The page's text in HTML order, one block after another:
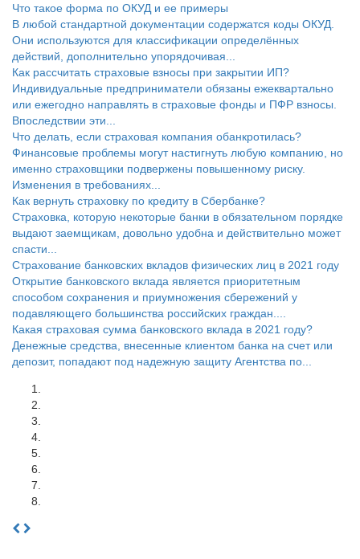
Что такое форма по ОКУД и ее примеры
В любой стандартной документации содержатся коды ОКУД.
Они используются для классификации определённых
действий, дополнительно упорядочивая...
Как рассчитать страховые взносы при закрытии ИП?
Индивидуальные предприниматели обязаны ежеквартально
или ежегодно направлять в страховые фонды и ПФР взносы.
Впоследствии эти...
Что делать, если страховая компания обанкротилась?
Финансовые проблемы могут настигнуть любую компанию, но
именно страховщики подвержены повышенному риску.
Изменения в требованиях...
Как вернуть страховку по кредиту в Сбербанке?
Страховка, которую некоторые банки в обязательном порядке
выдают заемщикам, довольно удобна и действительно может
спасти...
Страхование банковских вкладов физических лиц в 2021 году
Открытие банковского вклада является приоритетным
способом сохранения и приумножения сбережений у
подавляющего большинства российских граждан....
Какая страховая сумма банковского вклада в 2021 году?
Денежные средства, внесенные клиентом банка на счет или
депозит, попадают под надежную защиту Агентства по...